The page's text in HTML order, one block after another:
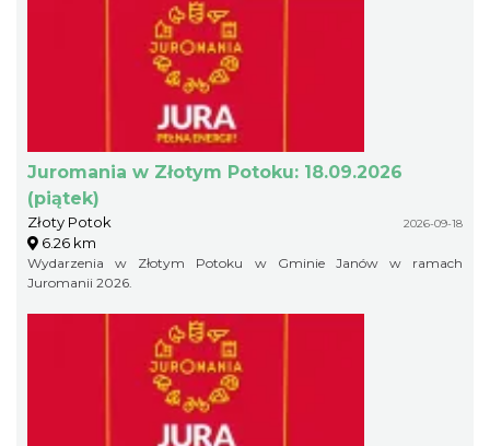
Juromania w Złotym Potoku: 18.09.2026
(piątek)
Złoty Potok 2026-09-18
6.26 km
Wydarzenia w Złotym Potoku w Gminie Janów w ramach
Juromanii 2026.